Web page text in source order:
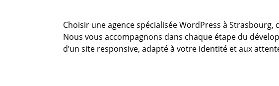
Choisir une agence spécialisée WordPress à
Nous vous accompagnons dans chaque étape du
d’un site responsive, adapté à votre identité et aux